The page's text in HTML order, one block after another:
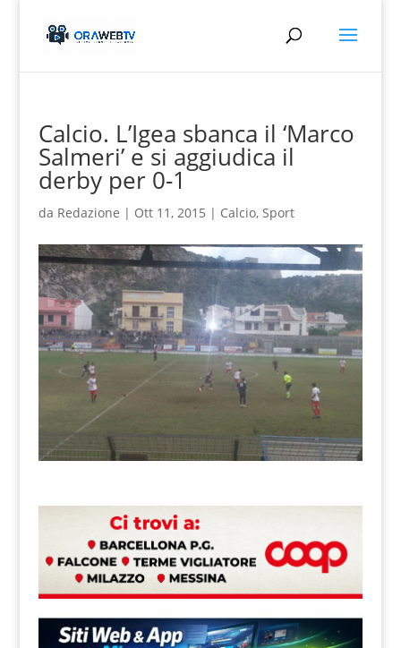
Calcio. L’Igea sbanca il ‘Marco
Salmeri’ e si aggiudica il
derby per 0-1
da Redazione | Ott 11, 2015 | Calcio, Sport